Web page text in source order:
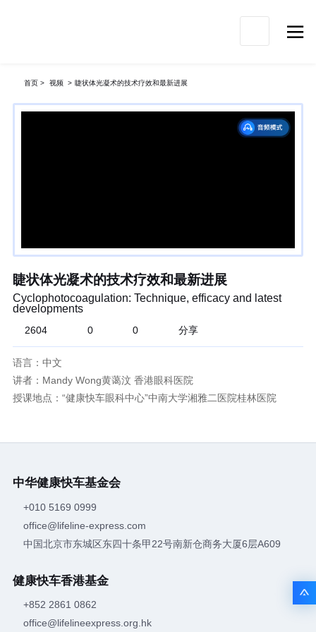

首页 > 视频 > 睫状体光凝术的技术疗效和最新进展
睫状体光凝术的技术疗效和最新进展
Cyclophotocoagulation: Technique, efficacy and latest
developments
2604 0 0 分享
语言：中文
讲者：Mandy Wong黄蔼汶 香港眼科医院
授课地点：“健康快车眼科中心”中南大学湘雅二医院桂林医院
中华健康快车基金会
+010 5169 0999
office@lifeline-express.com
中国北京市东城区东四十条甲22号南新仓商务大厦6层A609
健康快车香港基金
+852 2861 0862
office@lifelineexpress.org.hk